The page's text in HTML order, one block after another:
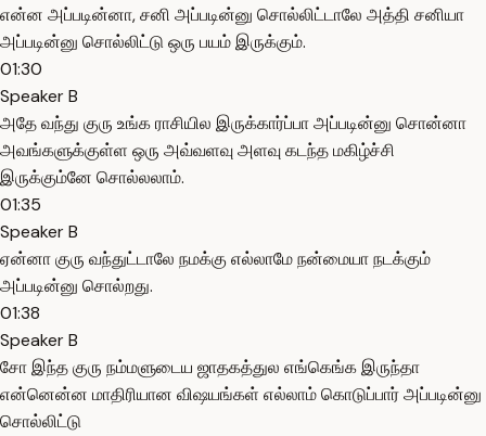
என்ன அப்படின்னா, சனி அப்படின்னு சொல்லிட்டாலே அத்தி சனியா
அப்படின்னு சொல்லிட்டு ஒரு பயம் இருக்கும்.
01:30
Speaker B
அதே வந்து குரு உங்க ராசியில இருக்கார்ப்பா அப்படின்னு சொன்னா
அவங்களுக்குள்ள ஒரு அவ்வளவு அளவு கடந்த மகிழ்ச்சி
இருக்கும்னே சொல்லலாம்.
01:35
Speaker B
ஏன்னா குரு வந்துட்டாலே நமக்கு எல்லாமே நன்மையா நடக்கும்
அப்படின்னு சொல்றது.
01:38
Speaker B
சோ இந்த குரு நம்மளுடைய ஜாதகத்துல எங்கெங்க இருந்தா
என்னென்ன மாதிரியான விஷயங்கள் எல்லாம் கொடுப்பார் அப்படின்னு
சொல்லிட்டு